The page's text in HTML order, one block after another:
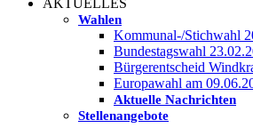
AKTUELLES
Wahlen
Kommunal-/Stichwahl
Bundestagswahl
Bürgerentscheid
Europawahl am
Aktuelle Nachrichten
Stellenangebote